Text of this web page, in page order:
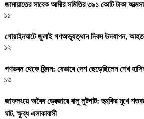
জামায়াতের সাবেক আমীর সমিতির ৩৯১ কোটি টাকা
১১
গোয়াইনঘাটে জুলাই গণঅভ্যুত্থান দিবস উদযাপন, আহত
১২
গণভবন থেকে হিন্দন: যেভাবে দেশ ছেড়েছিলেন শেখ
১৩
জাফলংয়ে অবৈধ ড্রেজারে বালু লুটপাট: হুমকির মুখে
ঘাট, ক্ষুব্ধ এলাকাবাসী